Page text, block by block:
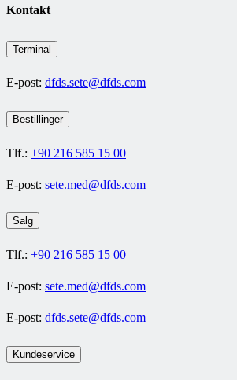
Kontakt
Terminal
E-post: dfds.sete@dfds.com
Bestillinger
Tlf.: +90 216 585 15 00
E-post: sete.med@dfds.com
Salg
Tlf.: +90 216 585 15 00
E-post: sete.med@dfds.com
E-post: dfds.sete@dfds.com
Kundeservice